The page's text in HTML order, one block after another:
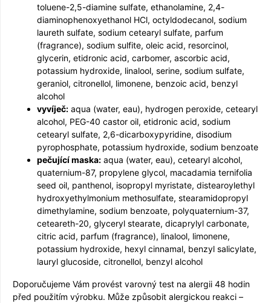
toluene-2,5-diamine sulfate, ethanolamine, 2,4-
diaminophenoxy­ethanol HCl, octyldodecanol, sodium
laureth sulfate, sodium cetearyl sulfate, parfum
(fragrance), sodium sulfite, oleic acid, resorcinol,
glycerin, etidronic acid, carbomer, ascorbic acid,
potassium hydroxide, linalool, serine, sodium sulfate,
geraniol, citronellol, limonene, benzoic acid, benzyl
alcohol
vyvíječ: aqua (water, eau), hydrogen peroxide, cetearyl
alcohol, PEG-40 castor oil, etidronic acid, sodium
cetearyl sulfate, 2,6-dicarboxypyridine, disodium
pyrophosphate, potassium hydroxide, sodium benzoate
pečující maska: aqua (water, eau), cetearyl alcohol,
quaternium-87, propylene glycol, macadamia ternifolia
seed oil, panthenol, isopropyl myristate, distearoylethyl
hydroxyethylmonium methosulfate, stearamidopropyl
dimethylamine, sodium benzoate, polyquaternium-37,
ceteareth-20, glyceryl stearate, dicaprylyl carbonate,
citric acid, parfum (fragrance), linalool, limonene,
potassium hydroxide, hexyl cinnamal, benzyl salicylate,
lauryl glucoside, citronellol, benzyl alcohol
Doporučujeme Vám provést varovný test na alergii 48 hodin
před použitím výrobku. Může způsobit alergickou reakci –